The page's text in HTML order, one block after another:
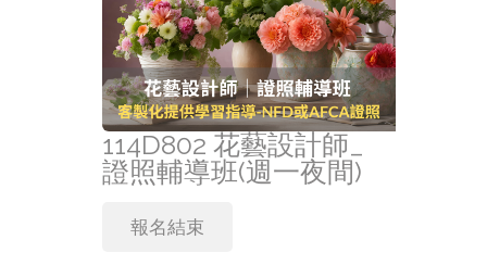
114D802 花藝設計師_
證照輔導班(週一夜間)
報名結束